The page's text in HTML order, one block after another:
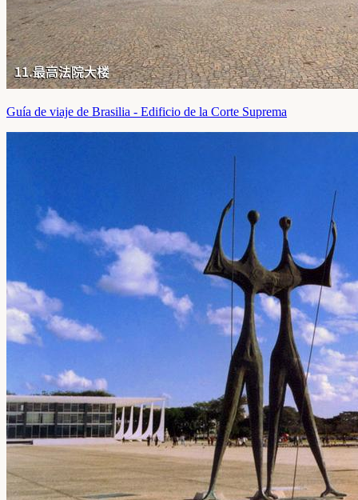
Guía de viaje de Brasilia - Edificio de la Corte Suprema